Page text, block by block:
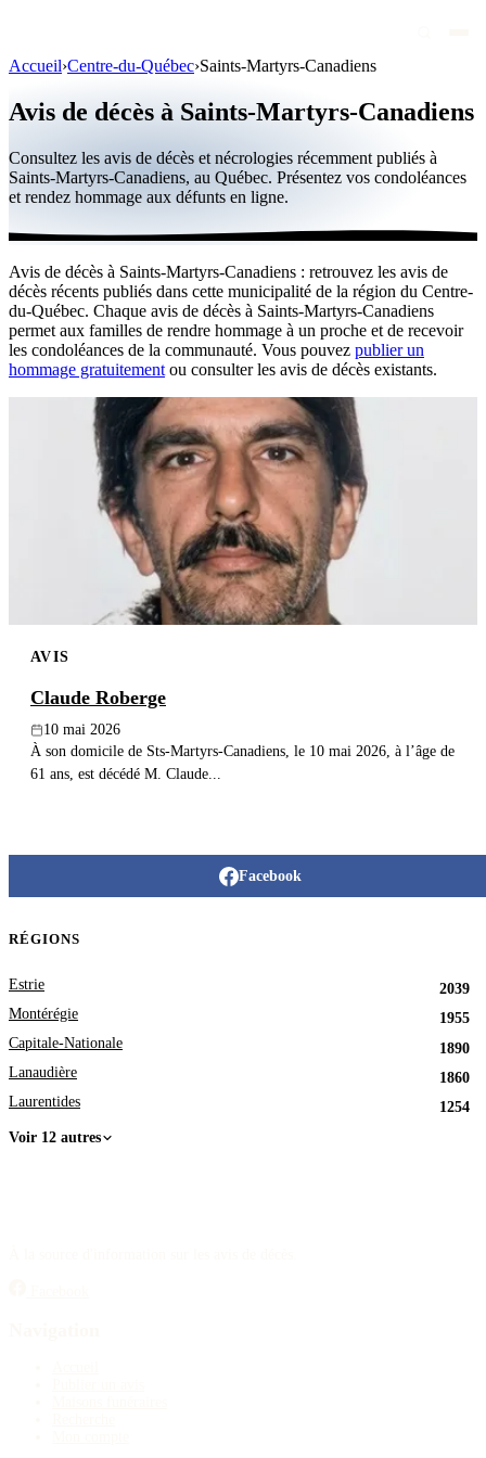
Personnalités publiques
Québec
Canada
International
Par région
Par ville
Maisons funéraires
Publier un avis
Accueil›Centre-du-Québec›Saints-Martyrs-Canadiens
Avis de décès à Saints-Martyrs-Canadiens
Consultez les avis de décès et nécrologies récemment publiés à
Saints-Martyrs-Canadiens, au Québec. Présentez vos condoléances
et rendez hommage aux défunts en ligne.
Avis de décès à Saints-Martyrs-Canadiens : retrouvez les avis de
décès récents publiés dans cette municipalité de la région du Centre-
du-Québec. Chaque avis de décès à Saints-Martyrs-Canadiens
permet aux familles de rendre hommage à un proche et de recevoir
les condoléances de la communauté. Vous pouvez publier un
hommage gratuitement ou consulter les avis de décès existants.
AVIS
Claude Roberge
10 mai 2026
À son domicile de Sts-Martyrs-Canadiens, le 10 mai 2026, à l’âge de
61 ans, est décédé M. Claude...
Facebook
RÉGIONS
Estrie
2039
Montérégie
1955
Capitale-Nationale
1890
Lanaudière
1860
Laurentides
1254
Voir 12 autres